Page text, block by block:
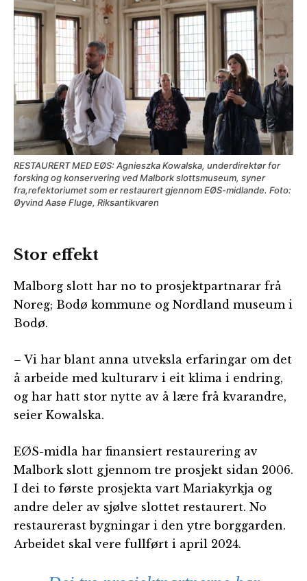
RESTAURERT MED EØS: Agnieszka Kowalska, underdirektør for
forsking og konservering ved Malbork slottsmuseum, syner
fra,refektoriumet som er restaurert gjennom EØS-midlande. Foto:
Øyvind Aase Fluge, Riksantikvaren
Stor effekt
Malborg slott har no to prosjektpartnarar frå
Noreg; Bodø kommune og Nordland museum i
Bodø.
– Vi har blant anna utveksla erfaringar om det
å arbeide med kulturarv i eit klima i endring,
og har hatt stor nytte av å lære frå kvarandre,
seier Kowalska.
EØS-midla har finansiert restaurering av
Malbork slott gjennom tre prosjekt sidan 2006.
I dei to første prosjekta vart Mariakyrkja og
andre deler av sjølve slottet restaurert. No
restaurerast bygningar i den ytre borggarden.
Arbeidet skal vere fullført i april 2024.